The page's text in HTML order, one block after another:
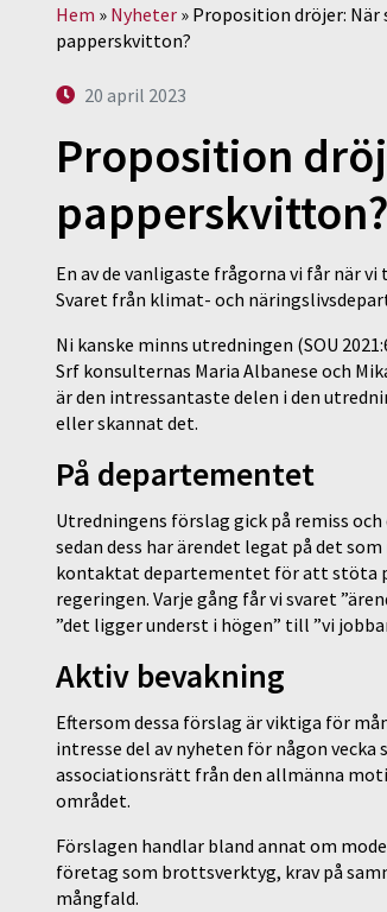
Hem » Nyheter » Proposition dröjer: När
papperskvitton?
20 april 2023
Proposition
papperskvitton?
En av de vanligaste frågorna vi får när
Svaret från klimat- och
Ni kanske minns utredningen (SOU
Srf konsulternas Maria Albanese och
är den intressantaste delen i den
eller skannat det.
På departementet
Utredningens förslag gick på remiss
sedan dess har ärendet legat på det
kontaktat departementet för att stöta
regeringen. Varje gång får vi svaret
”det ligger underst i högen” till ”vi
Aktiv bevakning
Eftersom dessa förslag är viktiga för
intresse del av nyheten för någon vecka
associationsrätt från den allmänna
området.
Förslagen handlar bland annat om
företag som brottsverktyg, krav på
mångfald.